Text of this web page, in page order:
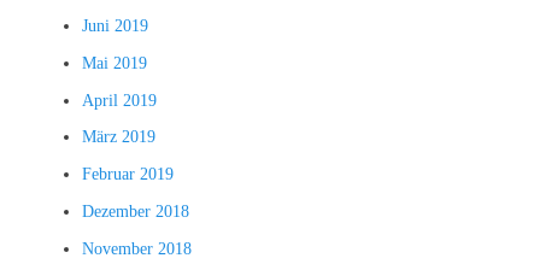
Juni 2019
Mai 2019
April 2019
März 2019
Februar 2019
Dezember 2018
November 2018